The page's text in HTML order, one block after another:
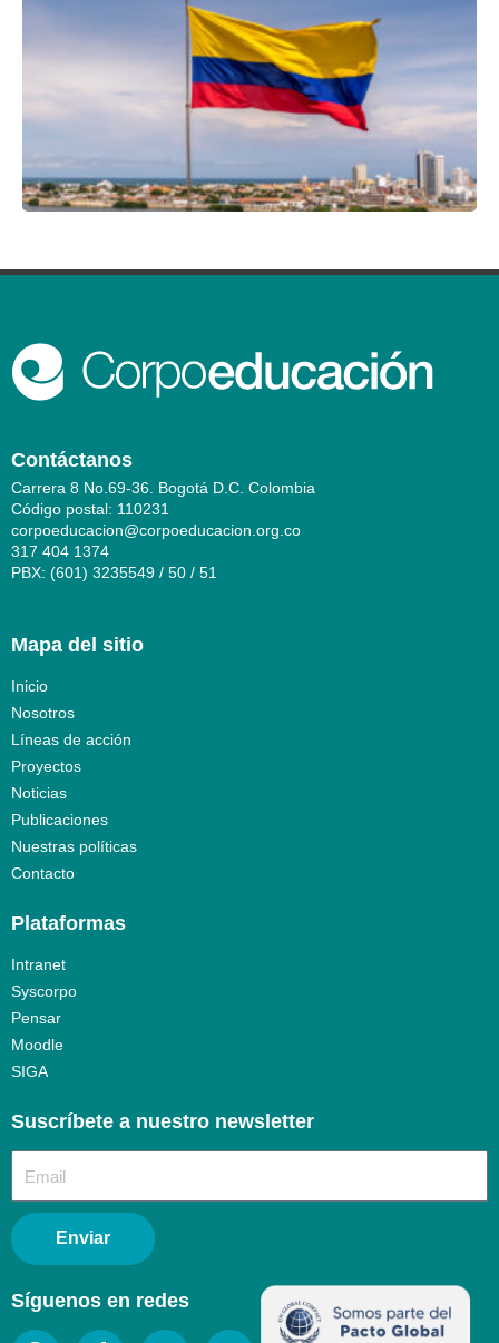
Contáctanos
Carrera 8 No.69-36. Bogotá D.C. Colombia
Código postal: 110231
corpoeducacion@corpoeducacion.org.co
317 404 1374
PBX: (601) 3235549 / 50 / 51
Mapa del sitio
Inicio
Nosotros
Líneas de acción
Proyectos
Noticias
Publicaciones
Nuestras políticas
Contacto
Plataformas
Intranet
Syscorpo
Pensar
Moodle
SIGA
Suscríbete a nuestro newsletter​
Enviar
Síguenos en redes